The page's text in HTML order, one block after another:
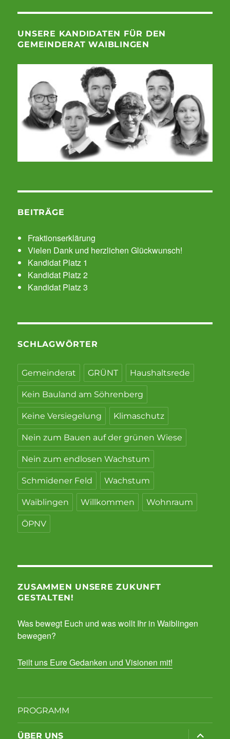
UNSERE KANDIDATEN FÜR DEN
GEMEINDERAT WAIBLINGEN
BEITRÄGE
Fraktionserklärung
Vielen Dank und herzlichen Glückwunsch!
Kandidat Platz 1
Kandidat Platz 2
Kandidat Platz 3
SCHLAGWÖRTER
Gemeinderat GRÜNT Haushaltsrede
Kein Bauland am Söhrenberg
Keine Versiegelung Klimaschutz
Nein zum Bauen auf der grünen Wiese
Nein zum endlosen Wachstum
Schmidener Feld Wachstum
Waiblingen Willkommen Wohnraum
ÖPNV
ZUSAMMEN UNSERE ZUKUNFT
GESTALTEN!
Was bewegt Euch und was wollt Ihr in Waiblingen
bewegen?
Teilt uns Eure Gedanken und Visionen mit!
PROGRAMM
ÜBER UNS